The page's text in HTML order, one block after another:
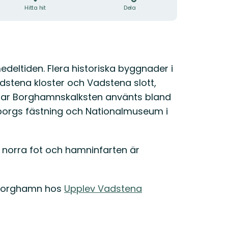
Hitta hit Dela
Flera historiska byggnader i
kloster och Vadstena slott,
Borghamnskalksten använts bland
fästning och Nationalmuseum i
fot och hamninfarten är
hos Upplev Vadstena